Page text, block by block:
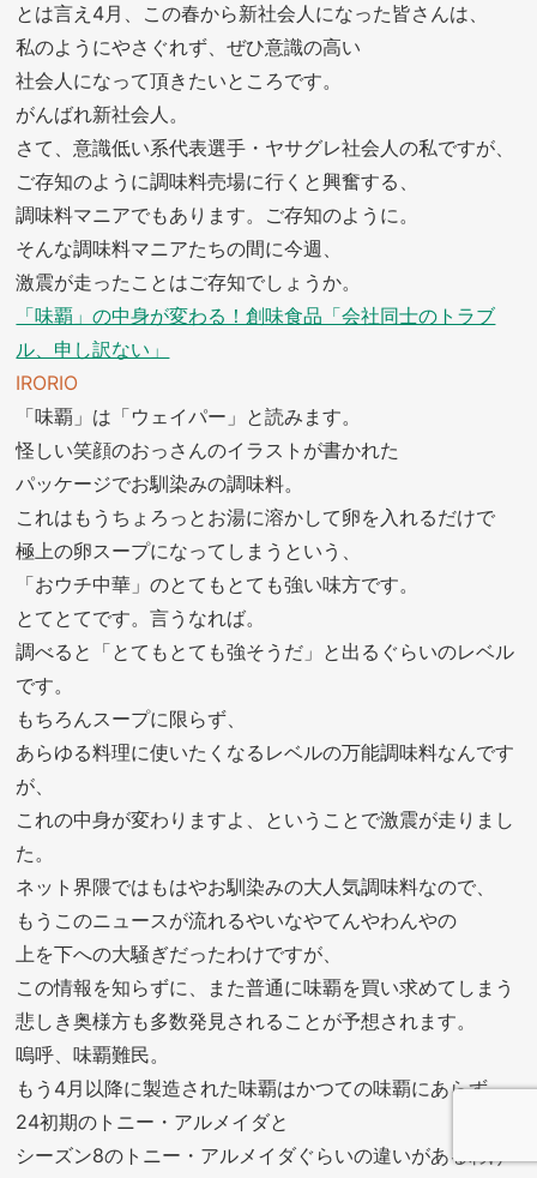
とは言え4月、この春から新社会人になった皆さんは、
私のようにやさぐれず、ぜひ意識の高い
社会人になって頂きたいところです。
がんばれ新社会人。
さて、意識低い系代表選手・ヤサグレ社会人の私ですが、
ご存知のように調味料売場に行くと興奮する、
調味料マニアでもあります。ご存知のように。
そんな調味料マニアたちの間に今週、
激震が走ったことはご存知でしょうか。
「味覇」の中身が変わる！創味食品「会社同士のトラブ
ル、申し訳ない」
IRORIO
「味覇」は「ウェイパー」と読みます。
怪しい笑顔のおっさんのイラストが書かれた
パッケージでお馴染みの調味料。
これはもうちょろっとお湯に溶かして卵を入れるだけで
極上の卵スープになってしまうという、
「おウチ中華」のとてもとても強い味方です。
とてとてです。言うなれば。
調べると「とてもとても強そうだ」と出るぐらいのレベル
です。
もちろんスープに限らず、
あらゆる料理に使いたくなるレベルの万能調味料なんです
が、
これの中身が変わりますよ、ということで激震が走りまし
た。
ネット界隈ではもはやお馴染みの大人気調味料なので、
もうこのニュースが流れるやいなやてんやわんやの
上を下への大騒ぎだったわけですが、
この情報を知らずに、また普通に味覇を買い求めてしまう
悲しき奥様方も多数発見されることが予想されます。
嗚呼、味覇難民。
もう4月以降に製造された味覇はかつての味覇にあらず、
24初期のトニー・アルメイダと
シーズン8のトニー・アルメイダぐらいの違いがあるわけ